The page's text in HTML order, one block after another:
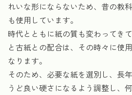
れいな形にならないため、昔の教
も使用しています。
時代とともに紙の質も変わってき
と古紙との配合は、その時々に使
なります。
そのため、必要な紙を選別し、長
うど良い硬さになるよう調整し、